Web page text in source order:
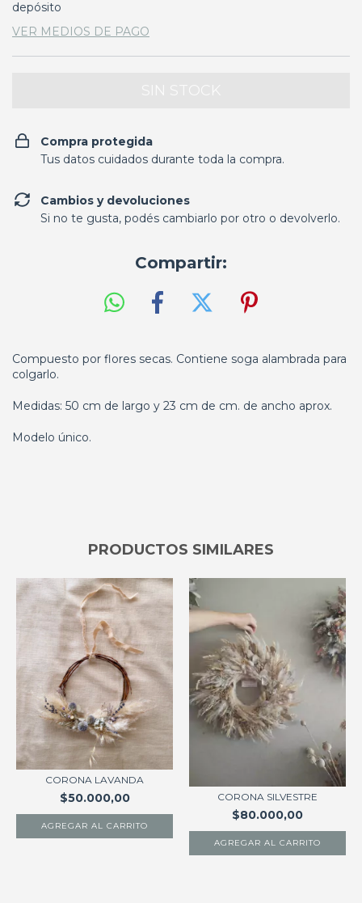
depósito
VER MEDIOS DE PAGO
Compra protegida
Tus datos cuidados durante toda la compra.
Cambios y devoluciones
Si no te gusta, podés cambiarlo por otro o devolverlo.
Compartir:
Compuesto por flores secas. Contiene soga alambrada para
colgarlo.
Medidas: 50 cm de largo y 23 cm de cm. de ancho aprox.
Modelo único.
PRODUCTOS SIMILARES
CORONA LAVANDA
$50.000,00 CORONA SILVESTRE
$80.000,00